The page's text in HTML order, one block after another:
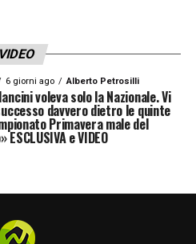
VIDEO
6 giorni ago Alberto Petrosilli
voleva solo la Nazionale. Vi
davvero dietro le quinte
Primavera male del
e VIDEO